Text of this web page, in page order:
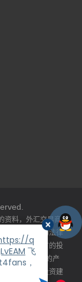
资料，外汇交易商
应详阅产品的法律
定产品所特有的投
能力选择适合的产
任何推荐或投资建